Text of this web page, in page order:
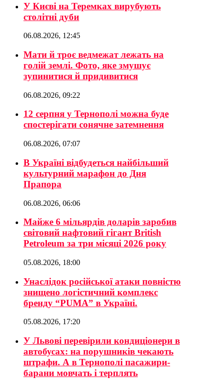
У Києві на Теремках вирубують
столітні дуби
06.08.2026, 12:45
Мати й троє ведмежат лежать на
голій землі. Фото, яке змушує
зупинитися й придивитися
06.08.2026, 09:22
12 серпня у Тернополі можна буде
спостерігати сонячне затемнення
06.08.2026, 07:07
В Україні відбудеться найбільший
культурний марафон до Дня
Прапора
06.08.2026, 06:06
Майже 6 мільярдів доларів заробив
світовий нафтовий гігант British
Petroleum за три місяці 2026 року
05.08.2026, 18:00
Унаслідок російської атаки повністю
знищено логістичний комплекс
бренду “PUMA” в Україні.
05.08.2026, 17:20
У Львові перевірили кондиціонери в
автобусах: на порушників чекають
штрафи. А в Тернополі пасажири-
барани мовчать і терплять